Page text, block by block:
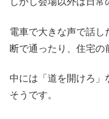
電車で大きな声で話
断で通ったり、住宅
中には「道を開けろ」
そうです。